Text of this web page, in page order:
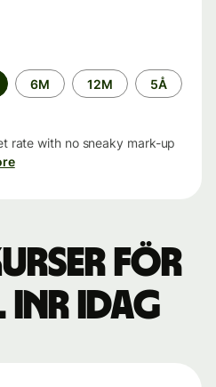
6M 12M 5Å
rate with no sneaky mark-up
för
idag